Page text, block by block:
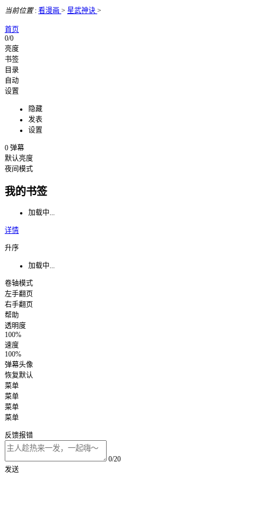
当前位置: 看漫画 > 星武神诀 >
首页
0/0
亮度
书签
目录
自动
设置
隐藏
发表
设置
0 弹幕
默认亮度
夜间模式
我的书签
加载中...
详情
升序
加载中...
卷轴模式
左手翻页
右手翻页
帮助
透明度
100%
速度
100%
弹幕头像
恢复默认
菜单
菜单
菜单
菜单
反馈报错
0/20
发送